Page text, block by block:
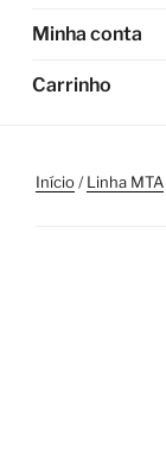
Minha conta
Carrinho
Início/Linha MTA